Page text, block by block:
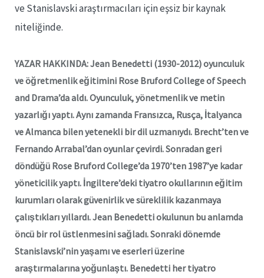
ve Stanislavski araştırmacıları için eşsiz bir kaynak
niteliğinde.
YAZAR HAKKINDA:Jean Benedetti (1930-2012)oyunculuk
ve öğretmenlik eğitimini Rose Bruford College of Speech
and Drama’da aldı. Oyunculuk, yönetmenlik ve metin
yazarlığı yaptı. Aynı zamanda Fransızca, Rusça, İtalyanca
ve Almanca bilen yetenekli bir dil uzmanıydı. Brecht’ten ve
Fernando Arrabal’dan oyunlar çevirdi. Sonradan geri
döndüğü Rose Bruford College’da 1970’ten 1987’ye kadar
yöneticilik yaptı. İngiltere’deki tiyatro okullarının eğitim
kurumları olarak güvenirlik ve süreklilik kazanmaya
çalıştıkları yıllardı. Jean Benedetti okulunun bu anlamda
öncü bir rol üstlenmesini sağladı. Sonraki dönemde
Stanislavski’nin yaşamı ve eserleri üzerine
araştırmalarına yoğunlaştı. Benedetti her tiyatro